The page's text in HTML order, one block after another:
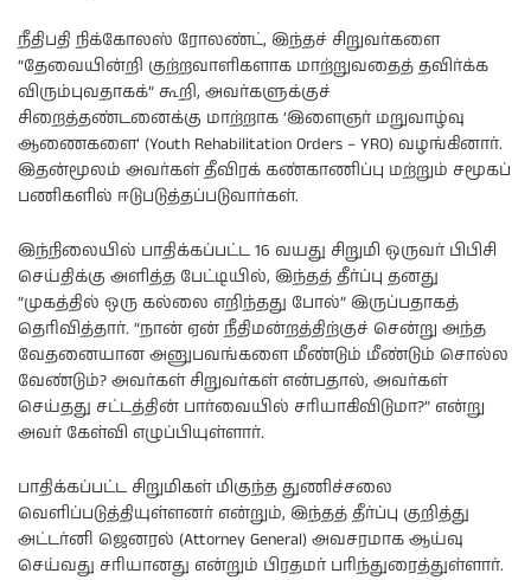
நீதிபதி நிக்கோலஸ் ரோலண்ட், இந்தச் சிறுவர்களை
“தேவையின்றி குற்றவாளிகளாக மாற்றுவதைத் தவிர்க்க
விரும்புவதாகக்” கூறி, அவர்களுக்குச்
சிறைத்தண்டனைக்கு மாற்றாக ‘இளைஞர் மறுவாழ்வு
ஆணைகளை’ (Youth Rehabilitation Orders – YRO) வழங்கினார்.
இதன்மூலம் அவர்கள் தீவிரக் கண்காணிப்பு மற்றும் சமூகப்
பணிகளில் ஈடுபடுத்தப்படுவார்கள்.
இந்நிலையில் பாதிக்கப்பட்ட 16 வயது சிறுமி ஒருவர் பிபிசி
செய்திக்கு அளித்த பேட்டியில், இந்தத் தீர்ப்பு தனது
“முகத்தில் ஒரு கல்லை எறிந்தது போல்” இருப்பதாகத்
தெரிவித்தார். “நான் ஏன் நீதிமன்றத்திற்குச் சென்று அந்த
வேதனையான அனுபவங்களை மீண்டும் மீண்டும் சொல்ல
வேண்டும்? அவர்கள் சிறுவர்கள் என்பதால், அவர்கள்
செய்தது சட்டத்தின் பார்வையில் சரியாகிவிடுமா?” என்று
அவர் கேள்வி எழுப்பியுள்ளார்.
பாதிக்கப்பட்ட சிறுமிகள் மிகுந்த துணிச்சலை
வெளிப்படுத்தியுள்ளனர் என்றும், இந்தத் தீர்ப்பு குறித்து
அட்டர்னி ஜெனரல் (Attorney General) அவசரமாக ஆய்வு
செய்வது சரியானது என்றும் பிரதமர் பரிந்துரைத்துள்ளார்.